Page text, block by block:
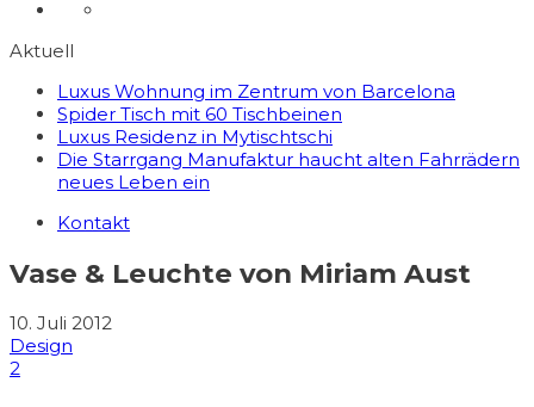
Aktuell
Luxus Wohnung im Zentrum von Barcelona
Spider Tisch mit 60 Tischbeinen
Luxus Residenz in Mytischtschi
Die Starrgang Manufaktur haucht alten Fahrrädern
neues Leben ein
Kontakt
Vase & Leuchte von Miriam Aust
10. Juli 2012
Design
2